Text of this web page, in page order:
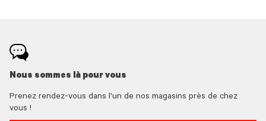
Nous sommes là pour vous
Prenez rendez-vous dans l'un de nos magasins près de chez
vous !